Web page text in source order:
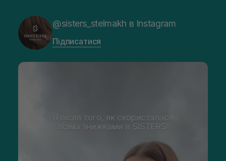
@sisters_stelmakh в Instagram
Підписатися